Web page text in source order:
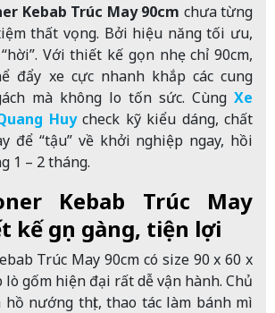
Kebab Trúc May 90cm chưa từng
thất vọng. Bởi hiệu năng tối ưu,
Với thiết kế gọn nhẹ chỉ 90cm,
đẩy xe cực nhanh khắp các cung
mà không lo tốn sức. Cùng Xe
Huycheck kỹ kiểu dáng, chất
để “tậu” về khởi nghiệp ngay, hồi
1 – 2 tháng.
Kebab Trúc May
kế gọn gàng, tiện lợi
Trúc May 90cm có size 90 x 60 x
lò gốm hiện đại rất dễ vận hành. Chủ
nướng thịt, thao tác làm bánh mì